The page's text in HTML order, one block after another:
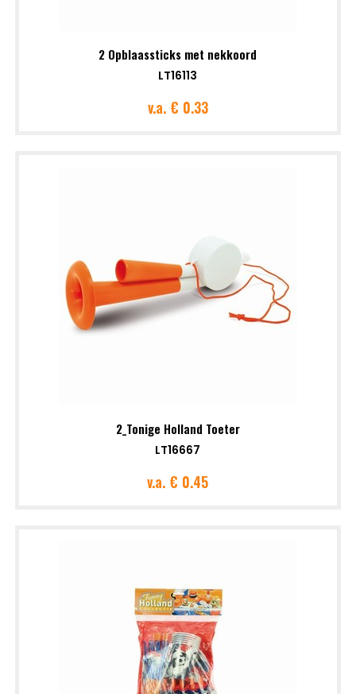
2 Opblaassticks met nekkoord
LT16113
v.a.€ 0.33
2_Tonige Holland Toeter
LT16667
v.a. € 0.45